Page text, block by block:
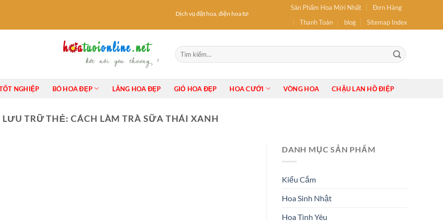
Dịch vụ đặt hoa, điện hoa tươi: hoa Sinh Nhật, hoa Khai Trương, Hoa tốt nghiệp, Bó Hoa, Lẵng Hoa,
Sản Phẩm Hoa Mới Nhất
Đơn Hàng
Thanh Toán
blog Sitemap Index
Tìm
kiếm:
NGHIỆP BÓ HOA ĐẸP LẴNG HOA ĐẸP GIỎ HOA ĐẸP HOA CƯỚI VÒNG HOA CHẬU LAN HỒ ĐIỆP
LƯU TRỮ THẺ:CÁCH LÀM TRÀ SỮA THÁI XANH
DANH MỤC SẢN PHẨM
Kiểu Cắm
Hoa Sinh Nhật
Hoa Tình Yêu